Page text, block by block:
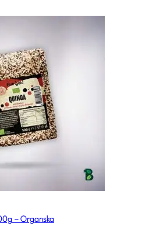
– Organska